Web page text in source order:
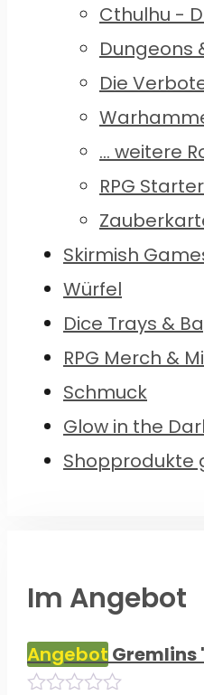
Cthulhu -
Dungeons
Die
... weitere
RPG
Skirmish
Würfel
Dice Trays &
RPG Merch &
Schmuck
Glow in the
Shopprodukte
Im Angebot
Angebot Gremlins